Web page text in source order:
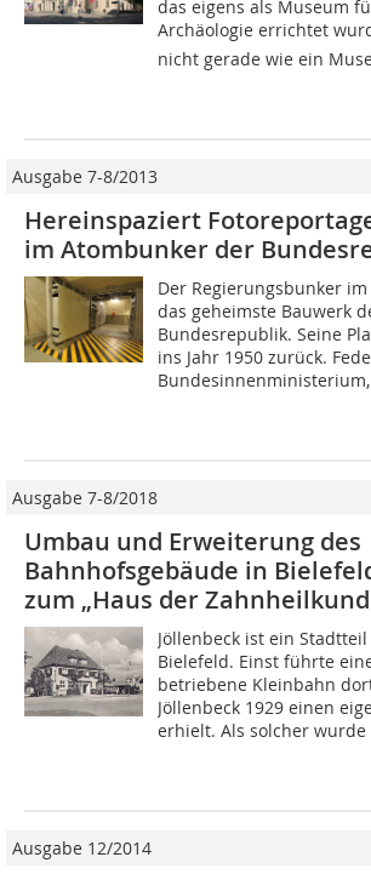
das eigens als Museum
Archäologie errichtet
nicht gerade wie ein
Ausgabe 7-8/2013
Hereinspaziert
im Atombunker der
Der Regierungsbunker
das geheimste Bauwerk
Bundesrepublik. Seine
ins Jahr 1950 zurück.
Ausgabe 7-8/2018
Umbau und Erweiterung des
Bahnhofsgebäude in
zum „Haus der
Jöllenbeck ist ein
Bielefeld. Einst führte
betriebene Kleinbahn
Jöllenbeck 1929 einen
erhielt. Als solcher wurde
Ausgabe 12/2014